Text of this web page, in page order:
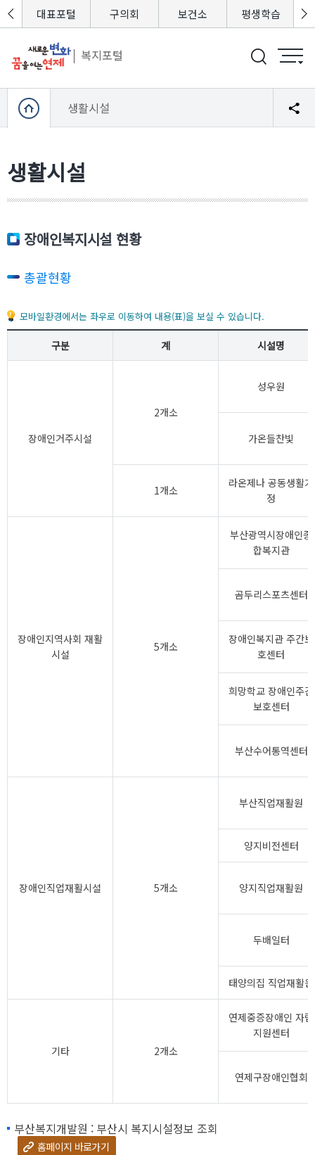
복지포털
털 대표포털 구의회 보건소 평생학습
생활시설
생활시설
장애인복지시설 현황
총괄현황
모바일환경에서는 좌우로 이동하여 내용(표)을 보실 수 있습니다.
구분 계 시설명
장애인거주시설
2개소
성우원
가온들찬빛
1개소
라온제나 공동생활가
정
장애인지역사회 재활
시설
5개소
부산광역시장애인종
합복지관
곰두리스포츠센터
장애인복지관 주간보
호센터
희망학교 장애인주간
보호센터
부산수어통역센터
장애인직업재활시설 5개소
부산직업재활원
양지비전센터
양지직업재활원
두배일터
태양의집 직업재활원
기타 2개소
연제중증장애인 자립
지원센터
연제구장애인협회
부산복지개발원 : 부산시 복지시설정보 조회
홈페이지 바로가기